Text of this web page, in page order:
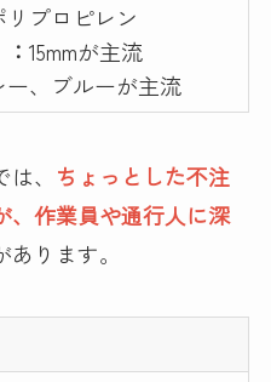
プロピレン
：15mmが主流
ー、ブルーが主流
、 ちょっとした不注
、作業員や通行人に深
あります。